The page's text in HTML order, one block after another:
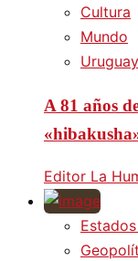
Cultura
Mundo
Uruguay
A 81 años
Editor La